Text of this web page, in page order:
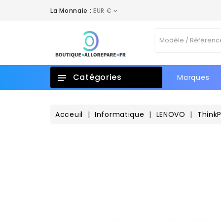
La Monnaie : EUR €
Catégories Marques
Acceuil Informatique LENOVO